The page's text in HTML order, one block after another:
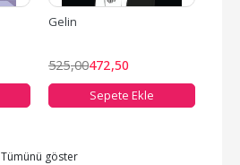
Gelin
525,00472,50
Sepete Ekle
Tümünü göster